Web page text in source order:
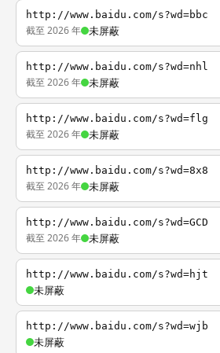
http://www.baidu.com/s?wd=bbc
截至 2026 年 未屏蔽
http://www.baidu.com/s?wd=nhl
截至 2026 年 未屏蔽
http://www.baidu.com/s?wd=flg
截至 2026 年 未屏蔽
http://www.baidu.com/s?wd=8x8
截至 2026 年 未屏蔽
http://www.baidu.com/s?wd=GCD
截至 2026 年 未屏蔽
http://www.baidu.com/s?wd=hjt
未屏蔽
http://www.baidu.com/s?wd=wjb
未屏蔽